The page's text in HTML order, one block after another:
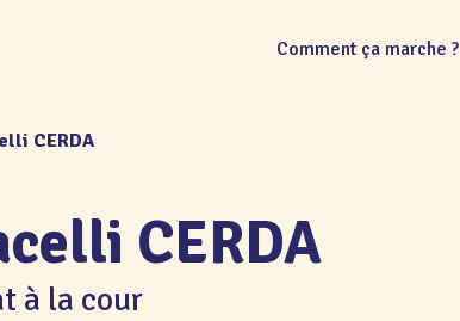
Comment ça marche ?
CERDA
CERDA
à la cour